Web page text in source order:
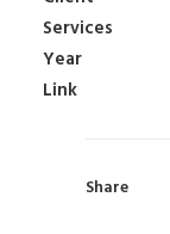
Services
Year
Link
Share